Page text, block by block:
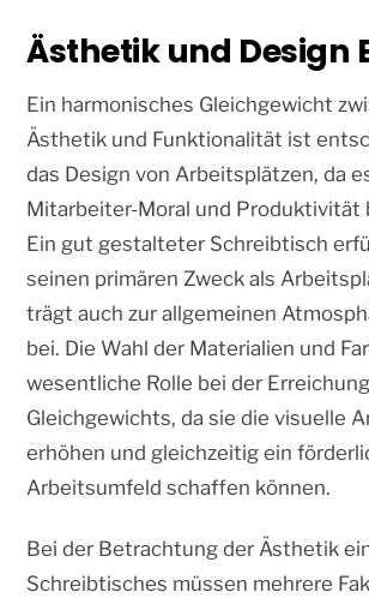
Ästhetik und Design
Ein harmonisches Gleichgewicht
Ästhetik und Funktionalität ist
das Design von Arbeitsplätzen, da
Mitarbeiter-Moral und Produktivität
Ein gut gestalteter Schreibtisch
seinen primären Zweck als
trägt auch zur allgemeinen
bei. Die Wahl der Materialien und
wesentliche Rolle bei der
Gleichgewichts, da sie die visuelle
erhöhen und gleichzeitig ein
Arbeitsumfeld schaffen können.
Bei der Betrachtung der Ästhetik
Schreibtisches müssen mehrere